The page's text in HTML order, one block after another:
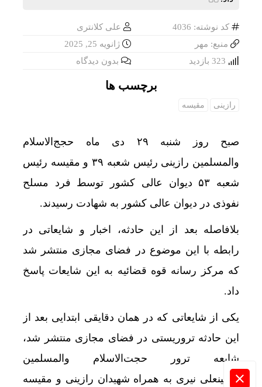
کد نوشته: 4036
علی کلانتری
منبع: مهر
ژانویه 25, 2025
بدون دیدگاه
برچسب ها
رازینی مقیسه
صبح روز شنبه ۲۹ دی ماه حجج‌الاسلام
والمسلمین رازینی رئیس شعبه ۳۹ و مقیسه رئیس
شعبه ۵۳ دیوان عالی کشور توسط فرد مسلح
نفوذی در دیوان عالی کشور به شهادت رسیدند.
بلافاصله بعد از این حادثه، اخبار و شایعاتی در
رابطه با این موضوع در فضای مجازی منتشر شد
که مرکز رسانه قوه قضائیه به این شایعات پاسخ
داد.
یکی از شایعاتی که در همان دقایقی ابتدایی بعد از
این حادثه تروریستی در فضای مجازی منتشر شد،
شایعه ترور حجت‌الاسلام والمسلمین
حسینعلی نیری به همراه شهیدان رازینی و مقیسه